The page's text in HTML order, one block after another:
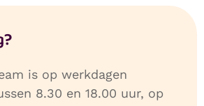
is op werkdagen
8.30 en 18.00 uur, op